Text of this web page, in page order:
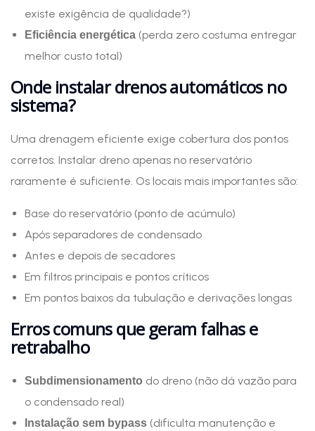
existe exigência de qualidade?)
Eficiência energética (perda zero costuma entregar
melhor custo total)
Onde instalar drenos automáticos no
sistema?
Uma drenagem eficiente exige cobertura dos pontos
corretos. Instalar dreno apenas no reservatório
raramente é suficiente. Os locais mais importantes são:
Base do reservatório (ponto de acúmulo)
Após separadores de condensado
Antes e depois de secadores
Em filtros principais e pontos críticos
Em pontos baixos da tubulação e derivações longas
Erros comuns que geram falhas e
retrabalho
Subdimensionamento do dreno (não dá vazão para
o condensado real)
Instalação sem bypass (dificulta manutenção e